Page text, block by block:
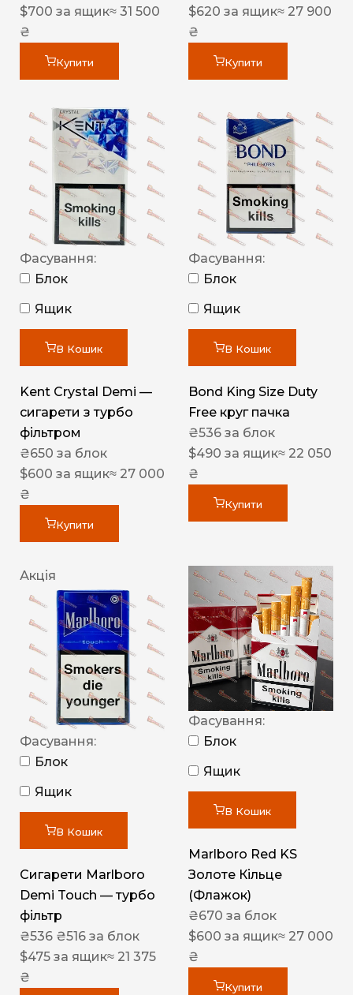
$700 за ящик≈ 31 500
₴
Купити
$620 за ящик≈ 27 900
₴
Купити
Фасування:
Блок
Ящик
В Кошик
Kent Crystal Demi —
сигарети з турбо
фільтром
₴650 за блок
$600 за ящик≈ 27 000
₴
Купити
Фасування:
Блок
Ящик
В Кошик
Bond King Size Duty
Free круг пачка
₴536 за блок
$490 за ящик≈ 22 050
₴
Купити
Акція
Фасування:
Блок
Ящик
В Кошик
Сигарети Marlboro
Demi Touch — турбо
фільтр
₴536 ₴516 за блок
$475 за ящик≈ 21 375
₴
Фасування:
Блок
Ящик
В Кошик
Marlboro Red KS
Золоте Кільце
(Флажок)
₴670 за блок
$600 за ящик≈ 27 000
₴
Купити